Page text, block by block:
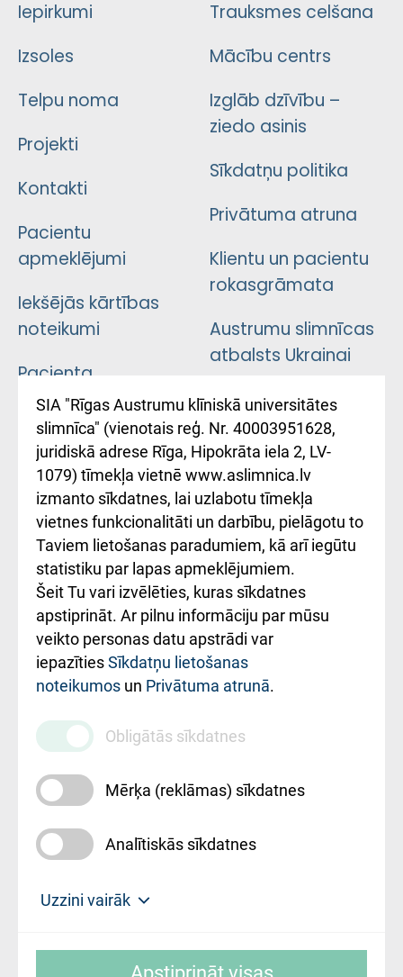
Iepirkumi
Izsoles
Telpu noma
Projekti
Kontakti
Pacientu
apmeklējumi
Iekšējās kārtības
noteikumi
Pacienta
atsauksmju/sūdzību
iesniegšanas
kārtība
Kā pie mums nokļūt
Rēķinu apmaksas
ceļvedis
Rekvizīti un
ārstniecības
iestādes kods
010000234
Maksas
pakalpojumu
cenrādis
Trauksmes celšana
Mācību centrs
Izglāb dzīvību –
ziedo asinis
Sīkdatņu politika
Privātuma atruna
Klientu un pacientu
rokasgrāmata
Austrumu slimnīcas
atbalsts Ukrainai
Підтримка Східної
лікарні та співпраця з
Україною
SIA "Rīgas Austrumu klīniskā universitātes
slimnīca" (vienotais reģ. Nr. 40003951628,
juridiskā adrese Rīga, Hipokrāta iela 2, LV-
1079) tīmekļa vietnē www.aslimnica.lv
izmanto sīkdatnes, lai uzlabotu tīmekļa
vietnes funkcionalitāti un darbību, pielāgotu to
Taviem lietošanas paradumiem, kā arī iegūtu
statistiku par lapas apmeklējumiem.
Šeit Tu vari izvēlēties, kuras sīkdatnes
apstiprināt. Ar pilnu informāciju par mūsu
veikto personas datu apstrādi var
iepazītiesSīkdatņu lietošanas
noteikumos un Privātuma atrunā.
Obligātās sīkdatnes
Mērķa (reklāmas) sīkdatnes
Analītiskās sīkdatnes
Uzzini vairāk
slimnīca, turpmāk – Pārzinis, sīkdatņu